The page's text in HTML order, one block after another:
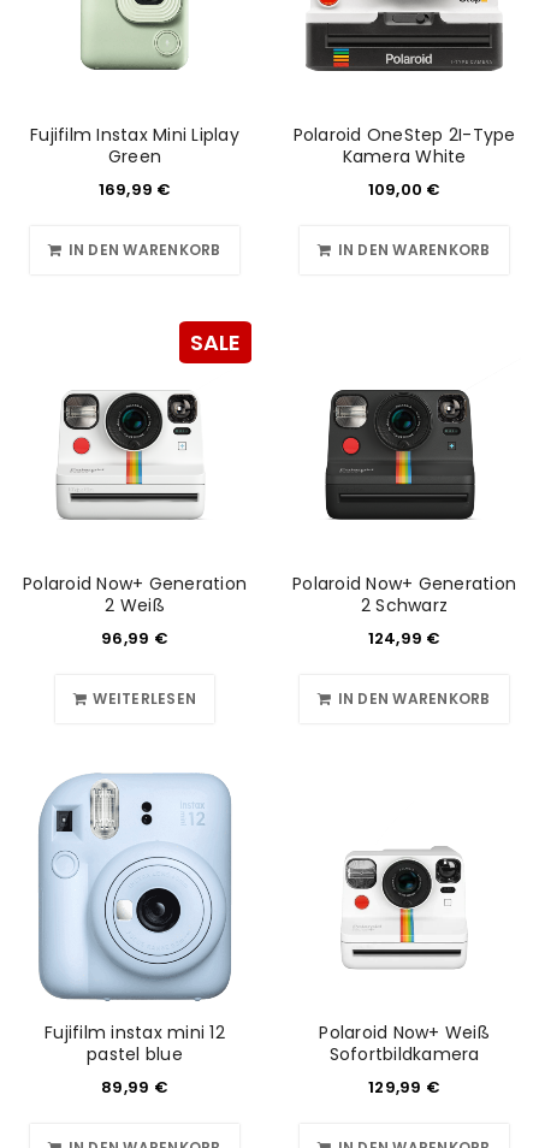
Fujifilm Instax Mini Liplay
Green
169,99 €
IN DEN WARENKORB
Polaroid OneStep 2I-Type
Kamera White
109,00 €
IN DEN WARENKORB
SALE
Polaroid Now+ Generation
2 Weiß
96,99 €
WEITERLESEN
Polaroid Now+ Generation
2 Schwarz
124,99 €
IN DEN WARENKORB
Fujifilm instax mini 12
pastel blue
89,99 €
Polaroid Now+ Weiß
Sofortbildkamera
129,99 €